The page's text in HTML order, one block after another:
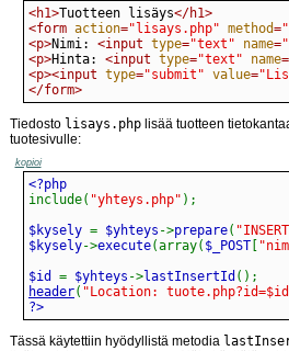
<h1>Tuotteen lisäys</h1>
<form action="lisays.php" method=
<p>Nimi: <input type="text" name=
<p>Hinta: <input type="text" name=
<p><input type="submit" value=
</form>
Tiedosto lisays.php lisää tuotteen
tuotesivulle:
kopioi
include( "yhteys.php" ) ;
$kysely = $yhteys ->prepare(
$kysely->execute(array( $_POST
$id = $yhteys ->lastInsertId ( ) ;
header( "Location:
?>
Tässä käytettiin hyödyllistä metodia